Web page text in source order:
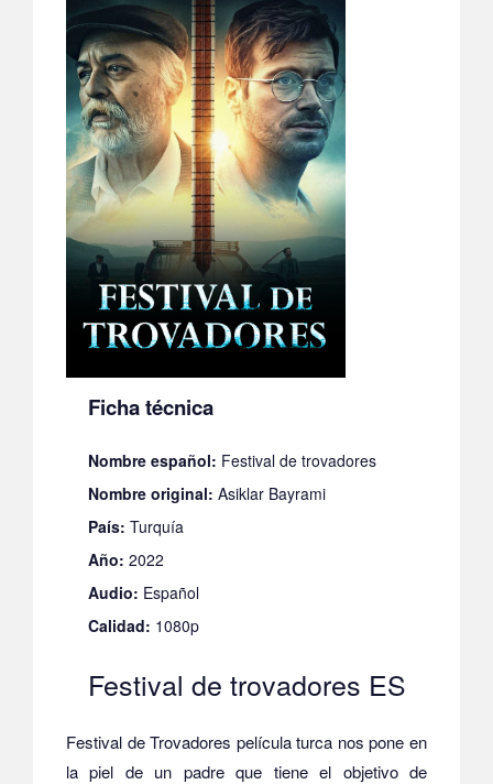
Ficha técnica
Nombre español: Festival de trovadores
Nombre original: Asiklar Bayrami
País: Turquía
Año: 2022
Audio: Español
Calidad: 1080p
Festival de trovadores ES
Festival de Trovadores película turca nos pone en
la piel de un padre que tiene el objetivo de